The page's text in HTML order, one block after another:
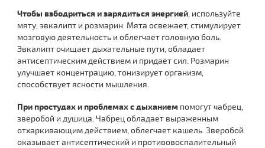
Чтобы взбодриться и зарядиться энергией , используйте
мяту, эвкалипт и розмарин. Мята освежает, стимулирует
мозговую деятельность и облегчает головную боль.
Эвкалипт очищает дыхательные пути, обладает
антисептическим действием и придаёт сил. Розмарин
улучшает концентрацию, тонизирует организм,
способствует ясности мышления.
При простудах и проблемах с дыханием помогут чабрец,
зверобой и душица. Чабрец обладает выраженным
отхаркивающим действием, облегчает кашель. Зверобой
оказывает антисептический и противовоспалительный